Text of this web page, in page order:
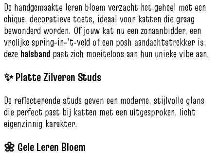
De handgemaakte leren bloem verzacht het geheel met een
chique, decoratieve toets, ideaal voor katten die graag
bewonderd worden. Of jouw kat nu een zonaanbidder, een
vrolijke spring‑in‑’t‑veld of een posh aandachtstrekker is,
deze halsband past zich moeiteloos aan hun unieke vibe aan.
✨ Platte Zilveren Studs
De reflecterende studs geven een moderne, stijlvolle glans
die perfect past bij katten met een uitgesproken, licht
eigenzinnig karakter.
🌼 Gele Leren Bloem